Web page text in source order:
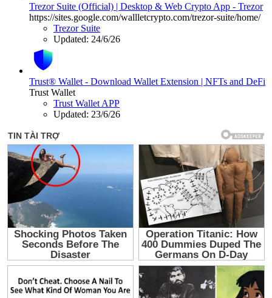
Trezor Suite (Official) | Desktop & Web Crypto App - Trezor
https://sites.google.com/wallletcrypto.com/trezor-suite/home/
Trezor Suite
Updated: 24/6/26
Trust® Wallet - Download Wallet Extension | NFTs and DeFi
Trust Wallet
Trust Wallet APP
Updated: 23/6/26